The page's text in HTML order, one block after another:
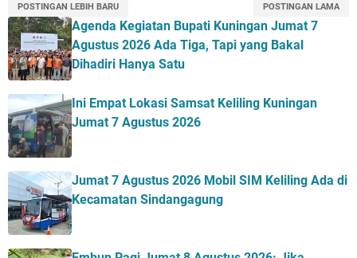
POSTINGAN LEBIH BARU POSTINGAN LAMA
Agenda Kegiatan Bupati Kuningan Jumat 7
Agustus 2026 Ada Tiga, Tapi yang Bakal
Dihadiri Hanya Satu
Ini Empat Lokasi Samsat Keliling Kuningan
Jumat 7 Agustus 2026
Jumat 7 Agustus 2026 Mobil SIM Keliling Ada di
Kecamatan Sindangagung